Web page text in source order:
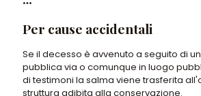
Per cause accidentali
Se il decesso è avvenuto a seguito di
pubblica via o comunque in luogo
di testimoni la salma viene trasferita
struttura adibita alla conservazione.